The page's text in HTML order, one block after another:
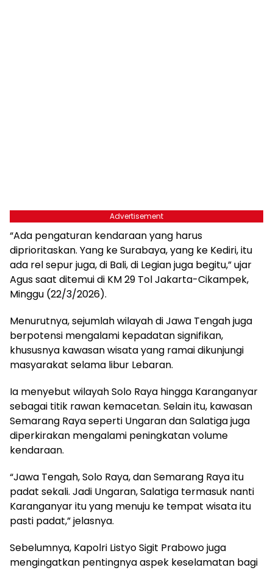
Advertisement
“Ada pengaturan kendaraan yang harus
diprioritaskan. Yang ke Surabaya, yang ke Kediri, itu
ada rel sepur juga, di Bali, di Legian juga begitu,” ujar
Agus saat ditemui di KM 29 Tol Jakarta-Cikampek,
Minggu (22/3/2026).
Menurutnya, sejumlah wilayah di Jawa Tengah juga
berpotensi mengalami kepadatan signifikan,
khususnya kawasan wisata yang ramai dikunjungi
masyarakat selama libur Lebaran.
Ia menyebut wilayah Solo Raya hingga Karanganyar
sebagai titik rawan kemacetan. Selain itu, kawasan
Semarang Raya seperti Ungaran dan Salatiga juga
diperkirakan mengalami peningkatan volume
kendaraan.
“Jawa Tengah, Solo Raya, dan Semarang Raya itu
padat sekali. Jadi Ungaran, Salatiga termasuk nanti
Karanganyar itu yang menuju ke tempat wisata itu
pasti padat,” jelasnya.
Sebelumnya, Kapolri Listyo Sigit Prabowo juga
mengingatkan pentingnya aspek keselamatan bagi